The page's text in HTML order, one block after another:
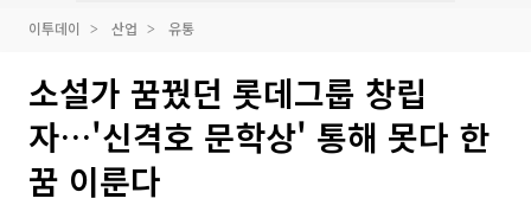
이투데이 산업 유통
소설가 꿈꿨던 롯데그룹 창립
자…'신격호 문학상' 통해 못다 한
꿈 이룬다